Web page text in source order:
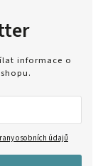
informace o
osobních údajů